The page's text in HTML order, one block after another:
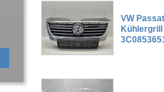
VW
Kühlergrill